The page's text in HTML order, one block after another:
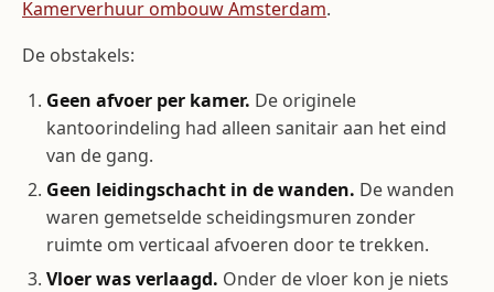
Kamerverhuur ombouw Amsterdam.
De obstakels:
Geen afvoer per kamer. De originele
kantoorindeling had alleen sanitair aan het eind
van de gang.
Geen leidingschacht in de wanden. De wanden
waren gemetselde scheidingsmuren zonder
ruimte om verticaal afvoeren door te trekken.
Vloer was verlaagd. Onder de vloer kon je niets